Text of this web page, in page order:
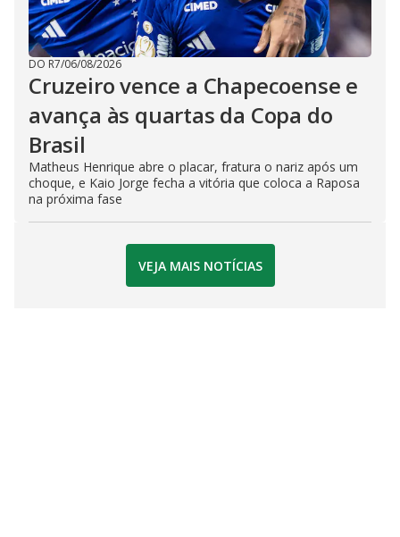
DO R7/06/08/2026
Cruzeiro vence a Chapecoense e
avança às quartas da Copa do
Brasil
Matheus Henrique abre o placar, fratura o nariz após um
choque, e Kaio Jorge fecha a vitória que coloca a Raposa
na próxima fase
VEJA MAIS NOTÍCIAS